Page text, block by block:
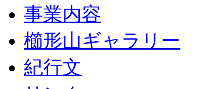
事業内容
櫛形山ギャラリー
紀行文